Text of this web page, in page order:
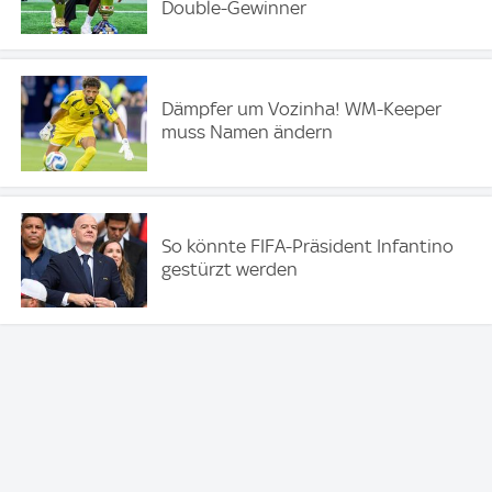
Double-Gewinner
Dämpfer um Vozinha! WM-Keeper
muss Namen ändern
So könnte FIFA-Präsident Infantino
gestürzt werden